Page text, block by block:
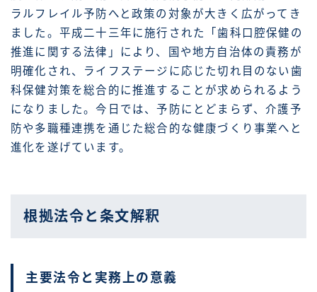
ラルフレイル予防へと政策の対象が大きく広がってき
ました。平成二十三年に施行された「歯科口腔保健の
推進に関する法律」により、国や地方自治体の責務が
明確化され、ライフステージに応じた切れ目のない歯
科保健対策を総合的に推進することが求められるよう
になりました。今日では、予防にとどまらず、介護予
防や多職種連携を通じた総合的な健康づくり事業へと
進化を遂げています。
根拠法令と条文解釈
主要法令と実務上の意義